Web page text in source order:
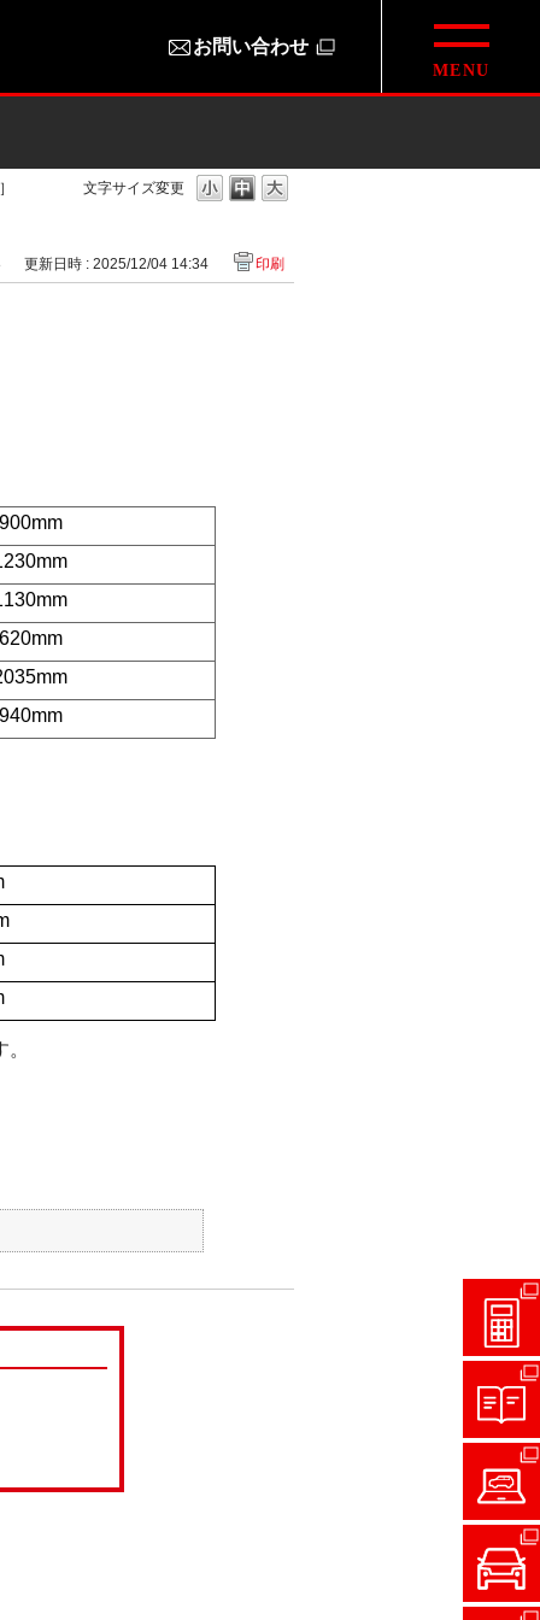
お問い合わせ
文字サイズ変更
更新日時 : 2025/12/04 14:34 印刷